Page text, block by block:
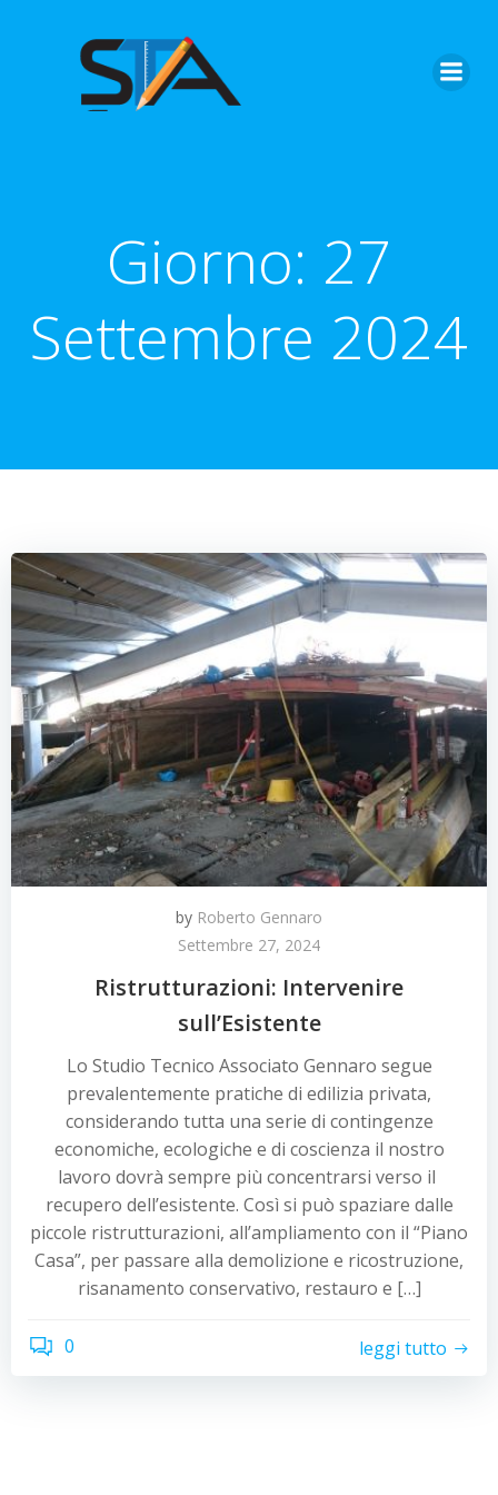
Giorno: 27
Settembre 2024
by Roberto Gennaro
Settembre 27, 2024
Ristrutturazioni: Intervenire
sull’Esistente
Lo Studio Tecnico Associato Gennaro segue
prevalentemente pratiche di edilizia privata,
considerando tutta una serie di contingenze
economiche, ecologiche e di coscienza il nostro
lavoro dovrà sempre più concentrarsi verso il
recupero dell’esistente. Così si può spaziare dalle
piccole ristrutturazioni, all’ampliamento con il “Piano
Casa”, per passare alla demolizione e ricostruzione,
risanamento conservativo, restauro e […]
0 leggi tutto